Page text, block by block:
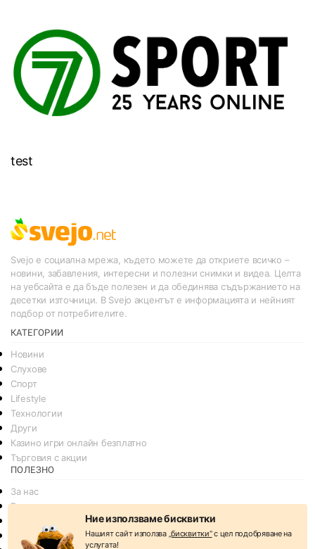
test
Svejo е социална мрежа, където можете да откриете всичко –
новини, забавления, интересни и полезни снимки и видеа. Целта
на уебсайта е да бъде полезен и да обединява съдържанието на
десетки източници. В Svejo акцентът е информацията и нейният
подбор от потребителите.
КАТЕГОРИИ
Новини
Слухове
Спорт
Lifestyle
Технологии
Други
Казино игри онлайн безплатно
Търговия с акции
ПОЛЕЗНО
За нас
Реклама
Условия за споделяне
Ние използваме бисквитки
Нашият сайт използва „бисквитки“с цел подобряване на
услугата!